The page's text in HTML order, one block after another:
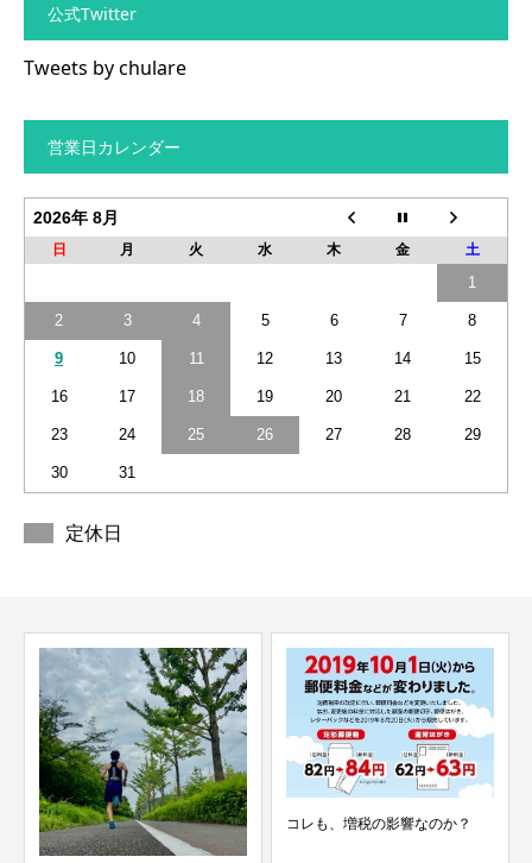
公式Twitter
Tweets by chulare
営業日カレンダー
2026年 8月
日 月 火 水 木 金 土
1
2 3 4 5 6 7 8
9 10 11 12 13 14 15
16 17 18 19 20 21 22
23 24 25 26 27 28 29
30 31
定休日
コレも、増税の影響なのか？